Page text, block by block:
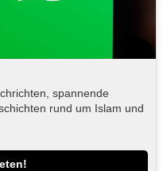
spannende
rund um Islam und